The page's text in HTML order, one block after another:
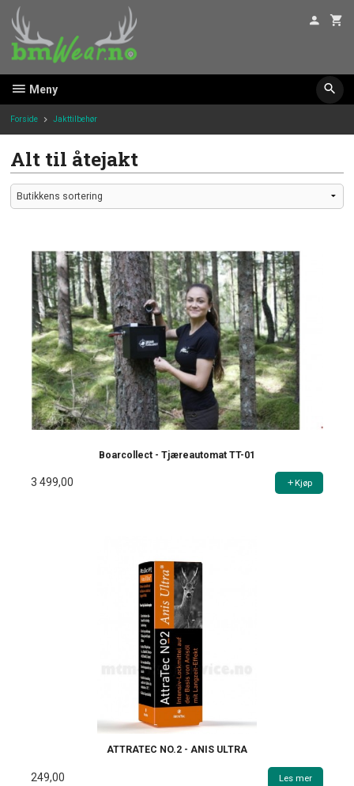
innholdet
Meny
Forside Jakttilbehør
Alt til åtejakt
Boarcollect - Tjæreautomat TT-01
3 499,00 Kjøp
ATTRATEC NO.2 - ANIS ULTRA
249,00 Les mer